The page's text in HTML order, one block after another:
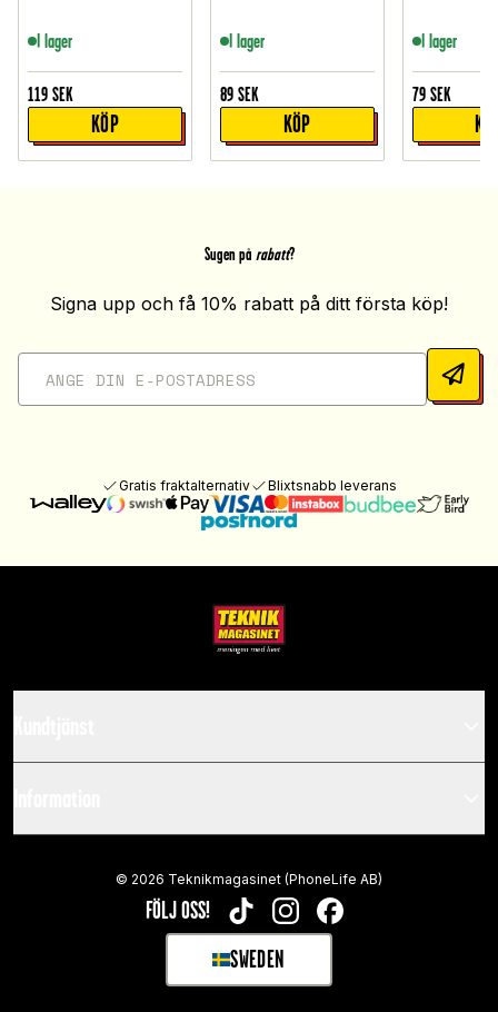
I lager
119 SEK
KÖP
I lager
89 SEK
KÖP
I lager
79 SEK
Sugen på rabatt?
Signa upp och få 10% rabatt på ditt första köp!
Gratis fraktalternativ Blixtsnabb leverans
FÖLJ OSS! TIKTOKINSTAGRAMFACEBOOK
SWEDEN
SELECT MARKET
© 2026 Teknikmagasinet (PhoneLife AB)